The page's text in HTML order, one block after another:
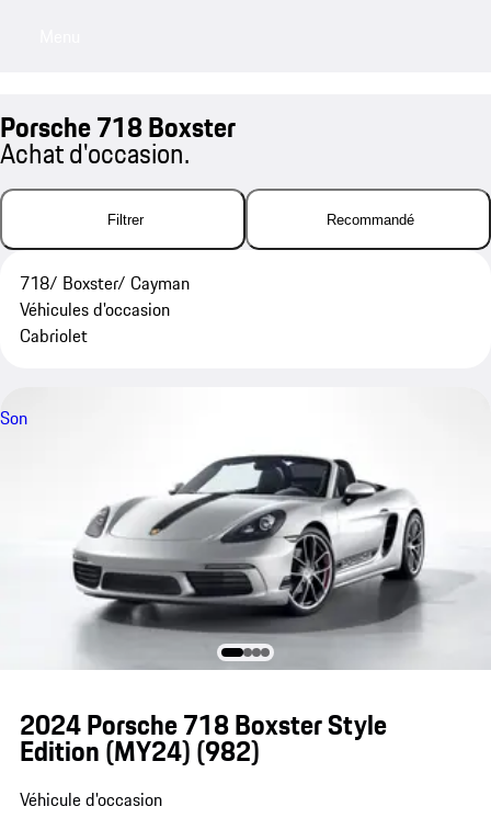
Porsche 718 Boxster
Achat d'occasion.
Filtrer Recommandé
718/ Boxster/ Cayman
Véhicules d'occasion
Cabriolet
Son
2024 Porsche 718 Boxster Style
Edition (MY24)(982)
Véhicule d'occasion